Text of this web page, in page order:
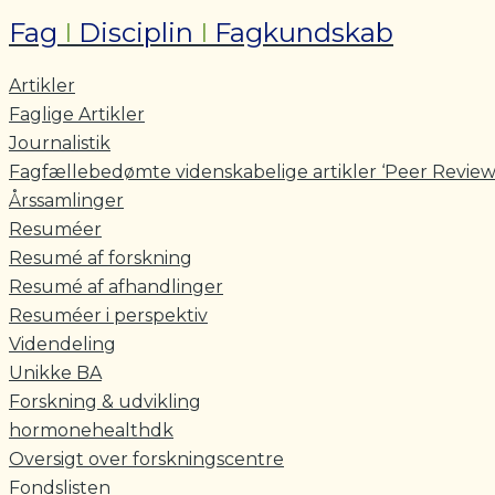
Fag I Disciplin I Fagkundskab
Artikler
Faglige Artikler
Journalistik
Fagfællebedømte videnskabelige artikler ‘Peer
Årssamlinger
Resuméer
Resumé af forskning
Resumé af afhandlinger
Resuméer i perspektiv
Videndeling
Unikke BA
Forskning & udvikling
hormonehealthdk
Oversigt over forskningscentre
Fondslisten